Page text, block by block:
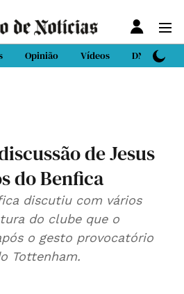
Opinião Vídeos DN Sport
de Jesus
do Benfica
discutiu com vários
do clube que o
o gesto provocatório
Tottenham.